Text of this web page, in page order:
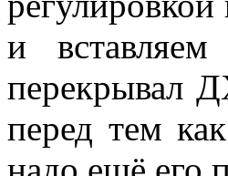
и
перекрывал
перед тем